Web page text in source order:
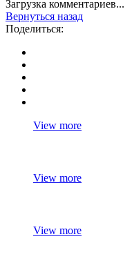
Загрузка комментариев...
Вернуться назад
Поделиться:
View more
View more
View more